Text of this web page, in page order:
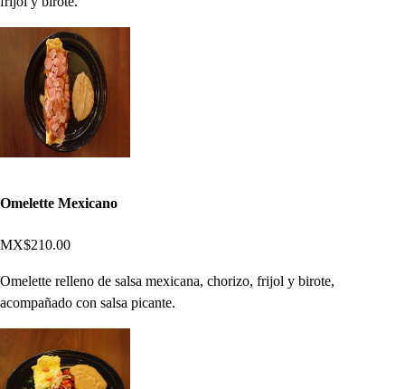
Omelette Mexicano
MX$210.00
Omelette relleno de salsa mexicana, chorizo, frijol y birote,
acompañado con salsa picante.